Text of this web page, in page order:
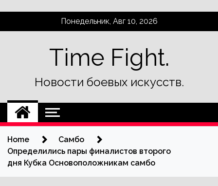
Понедельник, Авг 10, 2026
Time Fight.
Новости боевых искусств.
Home
Самбо
Определились пары финалистов второго
дня Кубка Основоположникам самбо